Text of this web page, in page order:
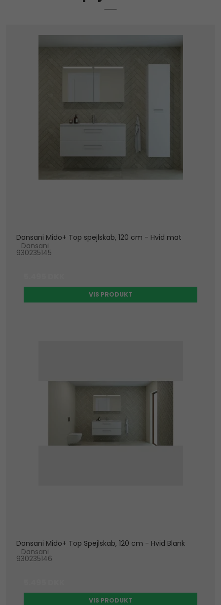
Dansani Mido+ Top spejlskab, 120 cm - Hvid mat
Dansani
930235145
VIS PRODUKT
Dansani Mido+ Top Spejlskab, 120 cm - Hvid Blank
Dansani
930235146
VIS PRODUKT